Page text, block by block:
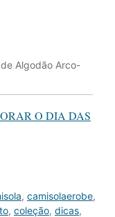
Algodão Arco-
O DIA DAS
, camisolaerobe,
, coleção, dicas,